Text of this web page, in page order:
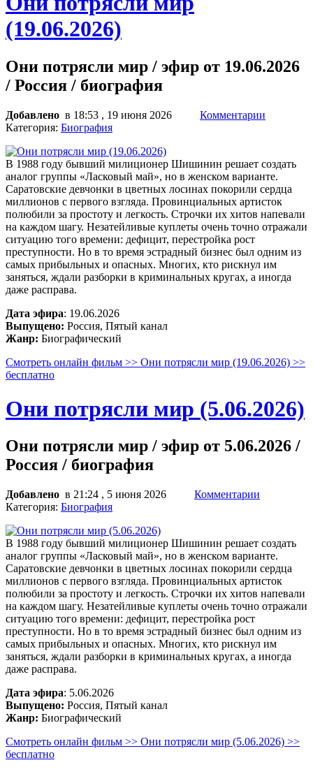
(19.06.2026)
Они потрясли мир / эфир от 19.06.2026
/ Россия / биография
Добавлено в 18:53 , 19 июня 2026
Комментарии
Категория: Биография
В 1988 году бывший милиционер Шишинин решает создать
аналог группы «Ласковый май», но в женском варианте.
Саратовские девчонки в цветных лосинах покорили сердца
миллионов с первого взгляда. Провинциальных артисток
полюбили за простоту и легкость. Строчки их хитов напевали
на каждом шагу. Незатейливые куплеты очень точно отражали
ситуацию того времени: дефицит, перестройка рост
преступности. Но в то время эстрадный бизнес был одним из
самых прибыльных и опасных. Многих, кто рискнул им
заняться, ждали разборки в криминальных кругах, а иногда
даже расправа.
Дата эфира: 19.06.2026
Выпущено: Россия, Пятый канал
Жанр: Биографический
Смотреть онлайн фильм >> Они потрясли мир (19.06.2026) >>
бесплатно
Они потрясли мир (5.06.2026)
Они потрясли мир / эфир от 5.06.2026 /
Россия / биография
Добавлено в 21:24 , 5 июня 2026
Комментарии
Категория: Биография
В 1988 году бывший милиционер Шишинин решает создать
аналог группы «Ласковый май», но в женском варианте.
Саратовские девчонки в цветных лосинах покорили сердца
миллионов с первого взгляда. Провинциальных артисток
полюбили за простоту и легкость. Строчки их хитов напевали
на каждом шагу. Незатейливые куплеты очень точно отражали
ситуацию того времени: дефицит, перестройка рост
преступности. Но в то время эстрадный бизнес был одним из
самых прибыльных и опасных. Многих, кто рискнул им
заняться, ждали разборки в криминальных кругах, а иногда
даже расправа.
Дата эфира: 5.06.2026
Выпущено: Россия, Пятый канал
Жанр: Биографический
Смотреть онлайн фильм >> Они потрясли мир (5.06.2026) >>
бесплатно